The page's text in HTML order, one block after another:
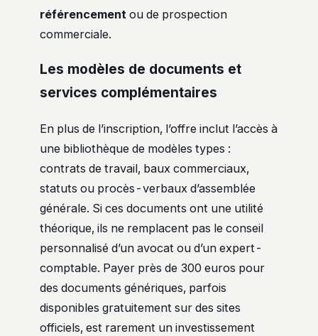
référencement ou de prospection
commerciale.
Les modèles de documents et
services complémentaires
En plus de l’inscription, l’offre inclut l’accès à
une bibliothèque de modèles types :
contrats de travail, baux commerciaux,
statuts ou procès-verbaux d’assemblée
générale. Si ces documents ont une utilité
théorique, ils ne remplacent pas le conseil
personnalisé d’un avocat ou d’un expert-
comptable. Payer près de 300 euros pour
des documents génériques, parfois
disponibles gratuitement sur des sites
officiels, est rarement un investissement